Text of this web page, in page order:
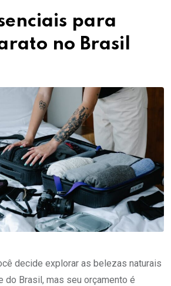
para
no Brasil
decide explorar as belezas naturais
do Brasil, mas seu orçamento é